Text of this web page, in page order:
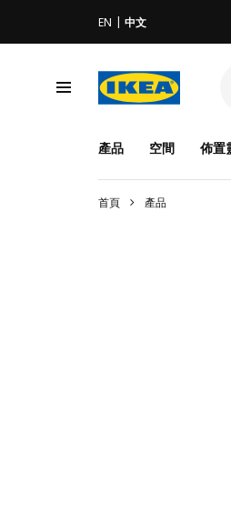
EN 中文
產品 空間 佈置
首頁 產品